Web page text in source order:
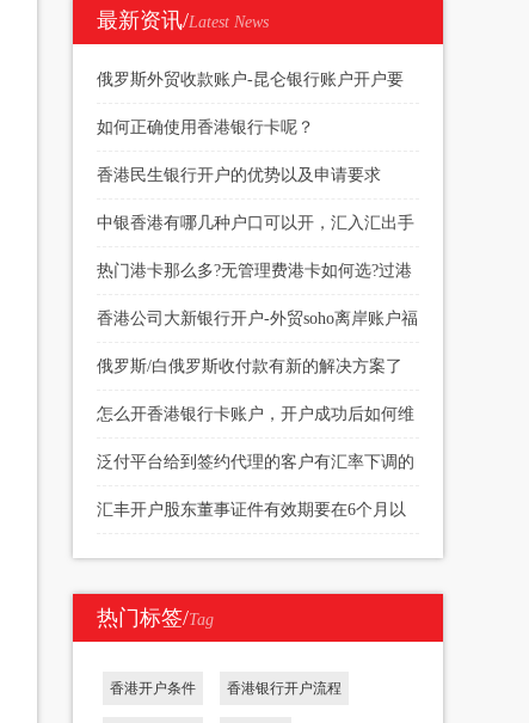
最新资讯/Latest News
俄罗斯外贸收款账户-昆仑银行账户开户要
求
如何正确使用香港银行卡呢？
香港民生银行开户的优势以及申请要求
中银香港有哪几种户口可以开，汇入汇出手
续费多少
热门港卡那么多?无管理费港卡如何选?过港
开户当天下户?
香港公司大新银行开户-外贸soho离岸账户福
音
俄罗斯/白俄罗斯收付款有新的解决方案了
怎么开香港银行卡账户，开户成功后如何维
护
泛付平台给到签约代理的客户有汇率下调的
权限
汇丰开户股东董事证件有效期要在6个月以
上
热门标签/Tag
香港开户条件 香港银行开户流程